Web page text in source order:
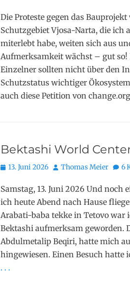
Die Proteste gegen das
Schutzgebiet Vjosa-Narta, die ich
miterlebt habe, weiten sich aus
Aufmerksamkeit wächst – gut so!
Einzelner sollten nicht über den
Schutzstatus wichtiger
auch diese Petition von change.org
Bektashi World
Posted
13. Juni 2026 Autor
Thomas Meier 6
Samstag, 13. Juni 2026 Und noch
ich heute Abend nach Hause
Arabati-baba tekke in Tetovo war
Bektashi aufmerksam geworden.
Abdulmetalip Beqiri, hatte mich
hingewiesen. Einen Besuch hatte
. . .